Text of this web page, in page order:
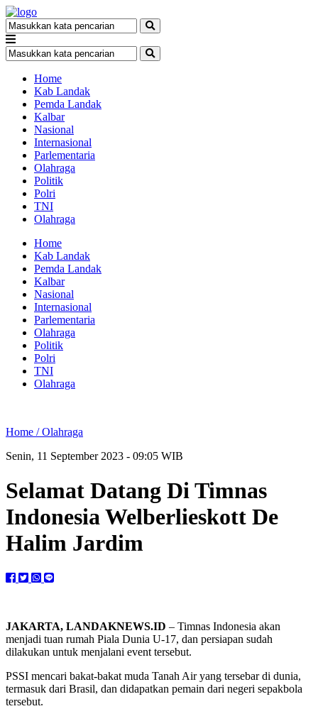
Home
Kab Landak
Pemda Landak
Kalbar
Nasional
Internasional
Parlementaria
Olahraga
Politik
Polri
TNI
Olahraga
Home
Kab Landak
Pemda Landak
Kalbar
Nasional
Internasional
Parlementaria
Olahraga
Politik
Polri
TNI
Olahraga
Home /Olahraga
Senin, 11 September 2023 - 09:05 WIB
Selamat Datang Di Timnas
Indonesia Welberlieskott De
Halim Jardim
JAKARTA, LANDAKNEWS.ID – Timnas Indonesia akan
menjadi tuan rumah Piala Dunia U-17, dan persiapan sudah
dilakukan untuk menjalani event tersebut.
PSSI mencari bakat-bakat muda Tanah Air yang tersebar di dunia,
termasuk dari Brasil, dan didapatkan pemain dari negeri sepakbola
tersebut.